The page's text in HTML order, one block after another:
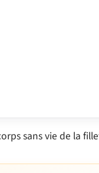
sans vie de la